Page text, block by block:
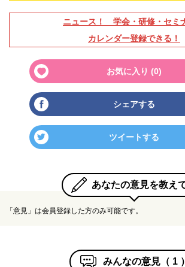
ニュース！ 学会・研修・セミ
カレンダー登録できる！
お気に入り (0)
シェアする
ツイートする
あなたの意見を教え
「意見」は会員登録した方のみ可能です。
みんなの意見（ 1 ）